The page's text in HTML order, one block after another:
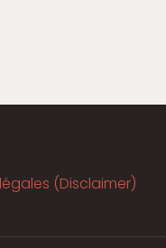
(Disclaimer)